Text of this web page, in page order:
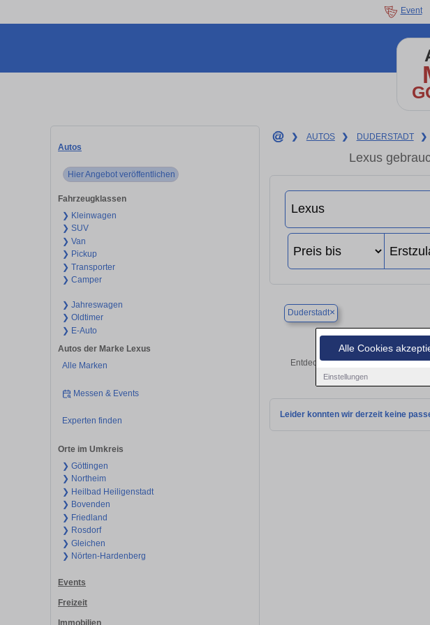
Alle Cookies
Einstellungen
Event
Autos
Hier Angebot veröffentlichen
Fahrzeugklassen
❯ Kleinwagen
❯ SUV
❯ Van
❯ Pickup
❯ Transporter
❯ Camper
❯ Jahreswagen
❯ Oldtimer
❯ E-Auto
Autos der Marke Lexus
Alle Marken
Messen & Events
Experten finden
Orte im Umkreis
❯ Göttingen
❯ Northeim
❯ Heilbad Heiligenstadt
❯ Bovenden
❯ Friedland
❯ Rosdorf
❯ Gleichen
❯ Nörten-Hardenberg
Events
Freizeit
Immobilien
❯ AUTOS ❯ DUDERSTADT ❯
Lexus
Duderstadt×
Finden Sie
Entdecken Sie in Duderstadt
Leider konnten wir derzeit keine